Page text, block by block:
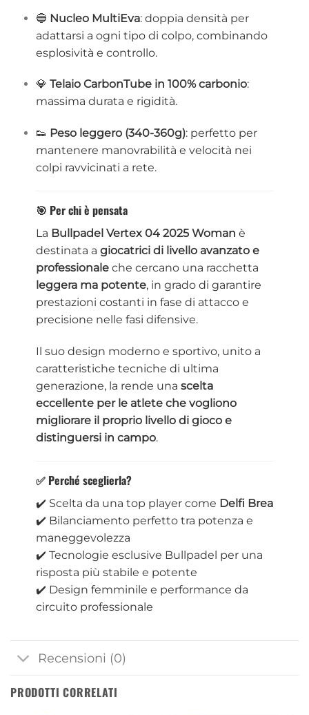
🔵 Nucleo MultiEva: doppia densità per
adattarsi a ogni tipo di colpo, combinando
esplosività e controllo.
💎 Telaio CarbonTube in 100% carbonio:
massima durata e rigidità.
👟 Peso leggero (340-360g): perfetto per
mantenere manovrabilità e velocità nei
colpi ravvicinati a rete.
🎯 Per chi è pensata
La Bullpadel Vertex 04 2025 Woman è
destinata a giocatrici di livello avanzato e
professionaleche cercano una racchetta
leggera ma potente, in grado di garantire
prestazioni costanti in fase di attacco e
precisione nelle fasi difensive.
Il suo design moderno e sportivo, unito a
caratteristiche tecniche di ultima
generazione, la rende una scelta
eccellente per le atlete che vogliono
migliorare il proprio livello di gioco e
distinguersi in campo.
✅ Perché sceglierla?
✔️ Scelta da una top player come Delfi Brea
✔️ Bilanciamento perfetto tra potenza e
maneggevolezza
✔️ Tecnologie esclusive Bullpadel per una
risposta più stabile e potente
✔️ Design femminile e performance da
circuito professionale
Recensioni (0)
PRODOTTI CORRELATI